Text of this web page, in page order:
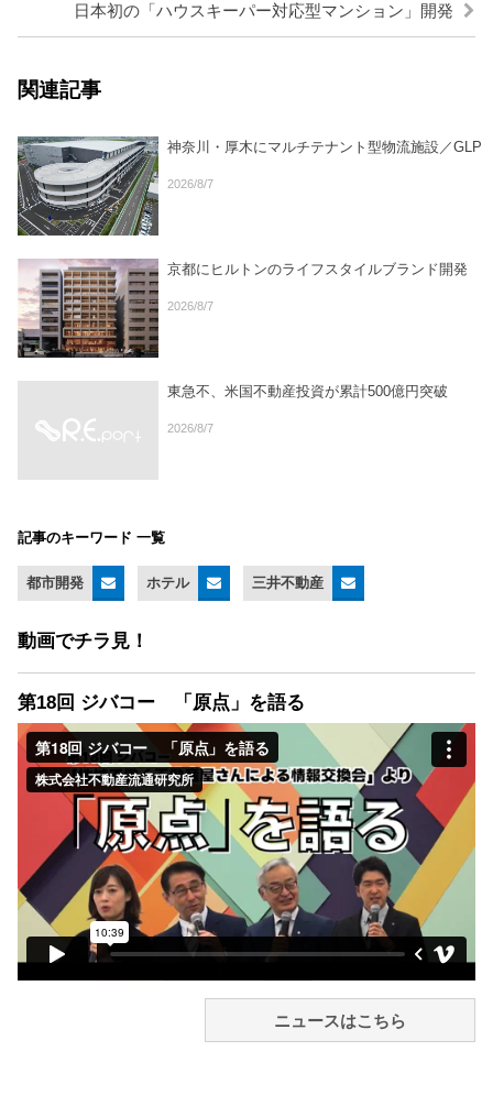
日本初の「ハウスキーパー対応型マンション」開発
関連記事
神奈川・厚木にマルチテナント型物流施設／GLP
2026/8/7
京都にヒルトンのライフスタイルブランド開発
2026/8/7
東急不、米国不動産投資が累計500億円突破
2026/8/7
記事のキーワード 一覧
都市開発 ホテル 三井不動産
動画でチラ見！
第18回 ジバコー 「原点」を語る
ニュースはこちら